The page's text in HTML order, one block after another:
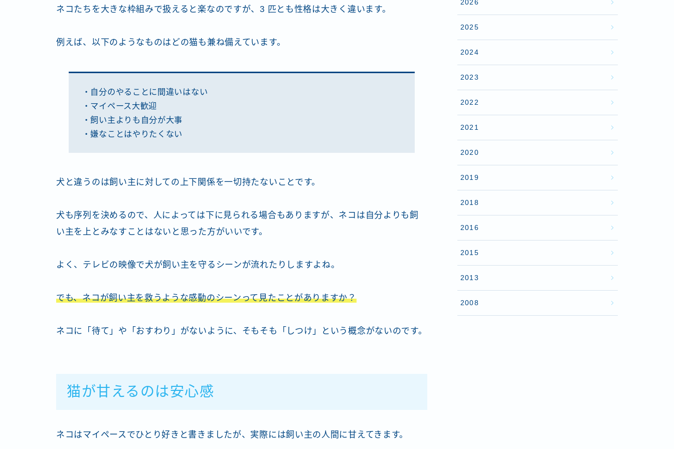
ネコたちを大きな枠組みで扱えると楽なのですが、3 匹とも性格は大きく違います。
例えば、以下のようなものはどの猫も兼ね備えています。
・自分のやることに間違いはない
・マイペース大歓迎
・飼い主よりも自分が大事
・嫌なことはやりたくない
犬と違うのは飼い主に対しての上下関係を一切持たないことです。
犬も序列を決めるので、人によっては下に見られる場合もありますが、ネコは自分よりも飼
い主を上とみなすことはないと思った方がいいです。
よく、テレビの映像で犬が飼い主を守るシーンが流れたりしますよね。
でも、ネコが飼い主を救うような感動のシーンって見たことがありますか？
ネコに「待て」や「おすわり」がないように、そもそも「しつけ」という概念がないのです。
猫が甘えるのは安心感
ネコはマイペースでひとり好きと書きましたが、実際には飼い主の人間に甘えてきます。
2026
2025
2024
2023
2022
2021
2020
2019
2018
2016
2015
2013
2008